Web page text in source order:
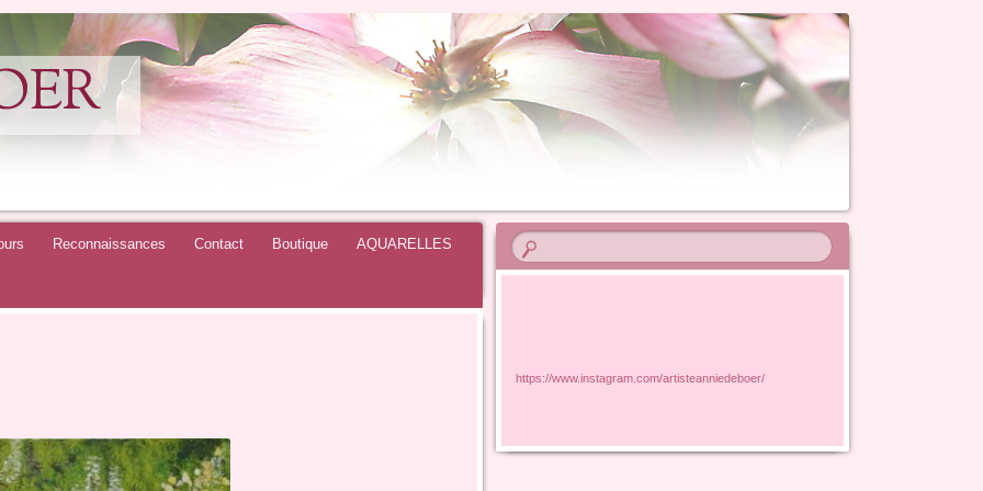
Reconnaissances Contact Boutique AQUARELLES
https://www.instagram.com/artisteanniedeboer/